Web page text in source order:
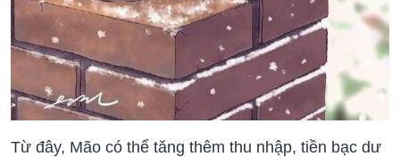
Từ đây, Mão có thể tăng thêm thu nhập, tiền bạc dư